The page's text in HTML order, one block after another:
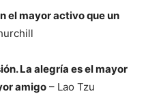
el mayor activo que un
La alegría es el mayor
amigo – Lao Tzu